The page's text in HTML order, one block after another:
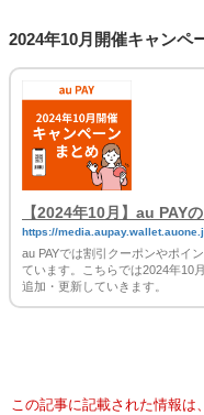
2024年10月開催キャンペ
【2024年10月】au PAY
https://
au PAYでは割引クーポンやポイ
ています。こちらでは2024年10
追加・更新していきます。
この記事に記載された情報は